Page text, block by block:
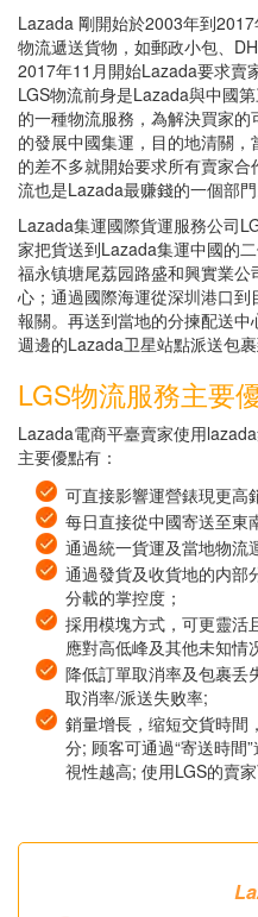
Lazada 剛開始於2003年到
物流遞送貨物，如郵政小包、
2017年11月開始Lazada要求賣
LGS物流前身是Lazada與中國
的一種物流服務，為解決買家
的發展中國集運，目的地清關
的差不多就開始要求所有賣家
流也是Lazada最赚錢的一個部門
Lazada集運國際貨運服務公司
家把貨送到Lazada集運中國的
福永镇塘尾荔园路盛和興實業
心；通過國際海運從深圳港口
報關。再送到當地的分揀配送
週邊的Lazada卫星站點派送包裹
LGS物流服務主要
Lazada電商平臺賣家使用
主要優點有：
可直接影響運營錶現更高
每日直接從中國寄送至東
通過統一貨運及當地物流
通過發貨及收貨地的内部
分載的掌控度；
採用模塊方式，可更靈活
應對高低峰及其他未知情
降低訂單取消率及包裹丢
取消率/派送失败率;
銷量增長，缩短交貨時間
分; 顾客可通過“寄送時間
視性越高; 使用LGS的賣